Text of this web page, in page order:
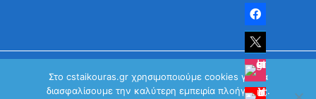
© Χρήστος Σταϊκούρας | All Rights Reserved 2026
Στο cstaikouras.gr χρησιμοποιούμε cookies για να
διασφαλίσουμε την καλύτερη εμπειρία πλοήγησης.